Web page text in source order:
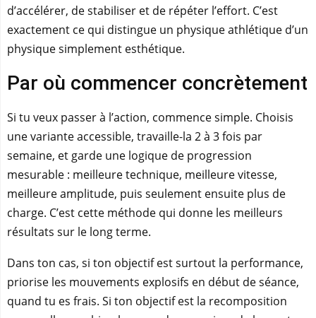
d’accélérer, de stabiliser et de répéter l’effort. C’est
exactement ce qui distingue un physique athlétique d’un
physique simplement esthétique.
Par où commencer concrètement
Si tu veux passer à l’action, commence simple. Choisis
une variante accessible, travaille-la 2 à 3 fois par
semaine, et garde une logique de progression
mesurable : meilleure technique, meilleure vitesse,
meilleure amplitude, puis seulement ensuite plus de
charge. C’est cette méthode qui donne les meilleurs
résultats sur le long terme.
Dans ton cas, si ton objectif est surtout la performance,
priorise les mouvements explosifs en début de séance,
quand tu es frais. Si ton objectif est la recomposition